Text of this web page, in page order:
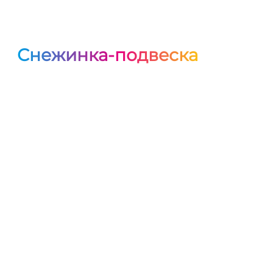
Снежинка-подвеска